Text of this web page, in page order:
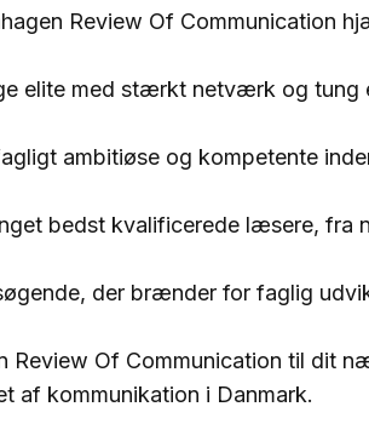
Review Of Communication
elite med stærkt netværk og tung
ambitiøse og kompetente
bedst kvalificerede læsere, fra
der brænder for faglig
Review Of Communication til dit
af kommunikation i Danmark.